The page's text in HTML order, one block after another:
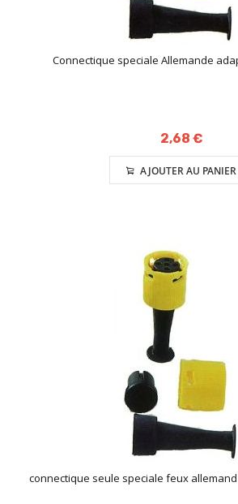
Connectique speciale Allemande
2,68 €
AJOUTER AU PANIER
connectique seule speciale feux allemand